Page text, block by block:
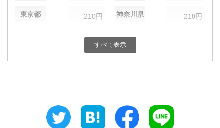
東京都 210円 神奈川県 210円
210円 富山県
210円 三重県
すべて表示